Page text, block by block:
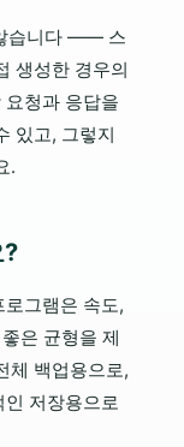
습니다 —— 스
생성한 경우의
청과 응답을
있고, 그렇지
.
그램은 속도,
은 균형을 제
체 백업용으로,
저장용으로